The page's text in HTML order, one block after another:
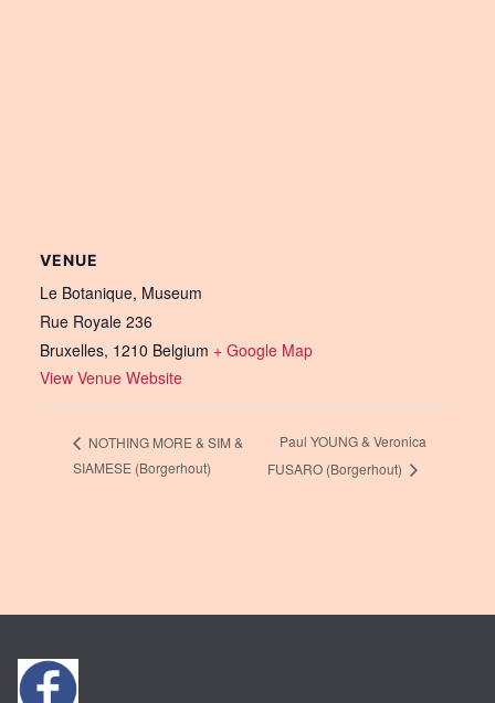
VENUE
Le Botanique, Museum
Rue Royale 236
Bruxelles, 1210 Belgium + Google Map
View Venue Website
NOTHING MORE & SIM &
SIAMESE (Borgerhout)
Paul YOUNG & Veronica
FUSARO (Borgerhout)